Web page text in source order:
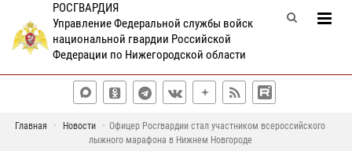
РОСГВАРДИЯ
Управление Федеральной службы войск
национальной гвардии Российской
Федерации по Нижегородской области
Главная Новости
Офицер Росгвардии стал участником всероссийского
лыжного марафона в Нижнем Новгороде